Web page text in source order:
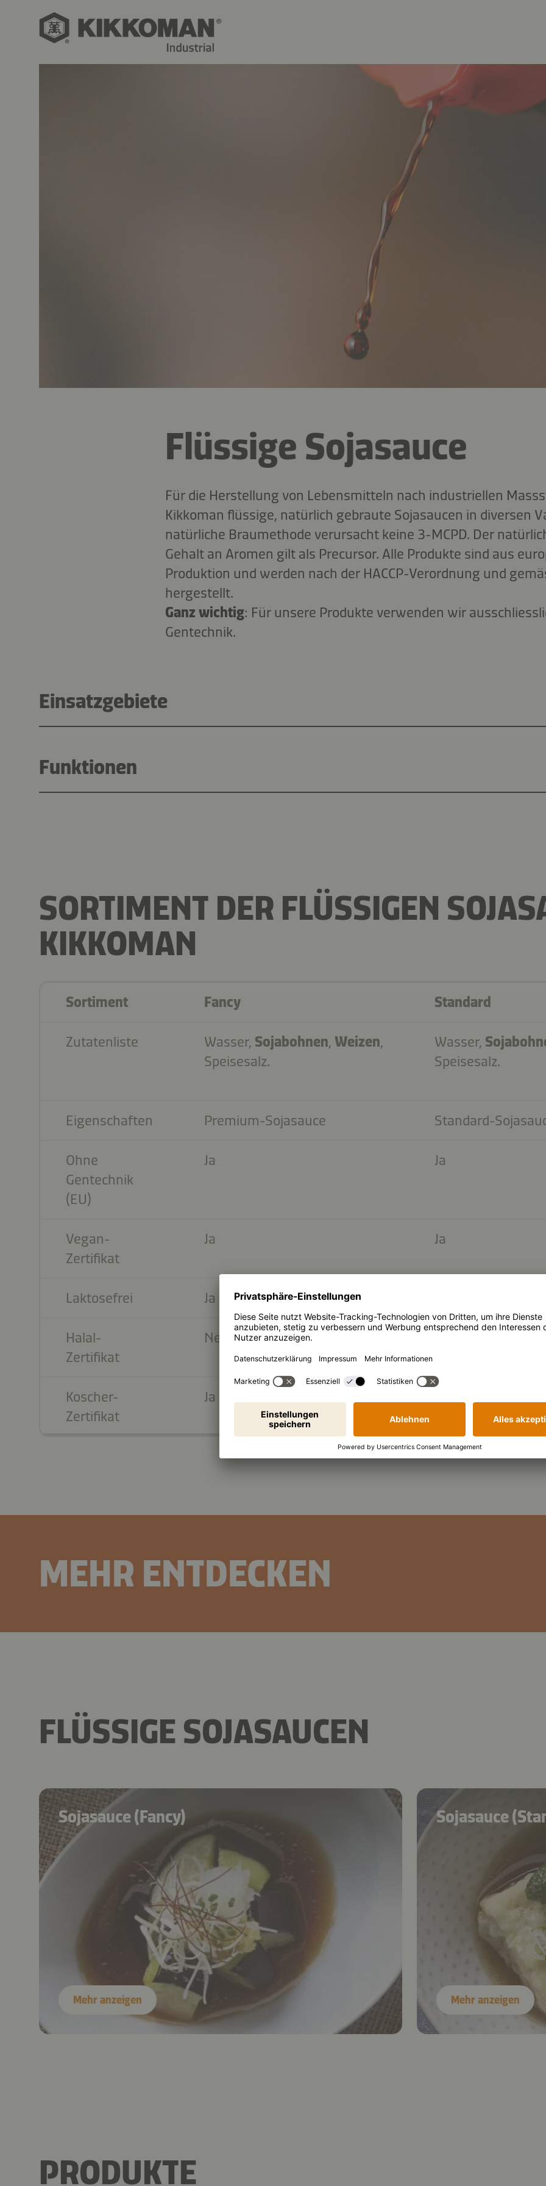
Flüssige Sojasauce
Für die Herstellung von Lebensmitteln nach industriellen
Kikkoman flüssige, natürlich gebraute Sojasaucen in diversen
natürliche Braumethode verursacht keine 3-MCPD. Der
Gehalt an Aromen gilt als Precursor. Alle Produkte sind aus
Produktion und werden nach der HACCP-Verordnung und
hergestellt.
Ganz wichtig: Für unsere Produkte verwenden wir
Gentechnik.
Einsatzgebiete
Funktionen
SORTIMENT DER FLÜSSIGEN
KIKKOMAN
Sortiment Fancy Standard
Zutatenliste Wasser, Sojabohnen, Weizen,
Speisesalz.
Wasser,
Speisesalz.
Eigenschaften Premium-Sojasauce Standard-
Ohne
Gentechnik
(EU)
Ja Ja
Vegan-
Zertifikat
Ja Ja
Laktosefrei Ja
Halal-
Zertifikat
Nein Nein
Koscher-
Zertifikat
Ja
MEHR ENTDECKEN
FLÜSSIGE SOJASAUCEN
Sojasauce (Fancy)
Mehr anzeigen
Sojasauce
Mehr anzeigen
PRODUKTE